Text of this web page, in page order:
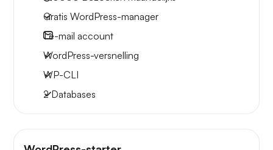
Gratis WordPress-manager
1e-mail account
WordPress-versnelling
WP-CLI
2 Databases